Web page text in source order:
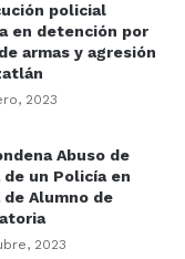
policial
en detención por
armas y agresión
2023
Abuso de
de un Policía en
de Alumno de
2023